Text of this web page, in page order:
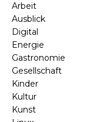
Arbeit
Ausblick
Digital
Energie
Gastronomie
Gesellschaft
Kinder
Kultur
Kunst